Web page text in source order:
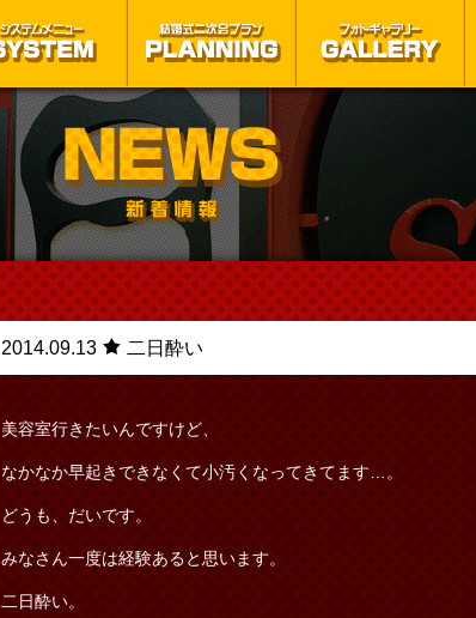
2014.09.13 二日酔い
美容室行きたいんですけど、
なかなか早起きできなくて小汚くなってきてます…。
どうも、だいです。
みなさん一度は経験あると思います。
二日酔い。